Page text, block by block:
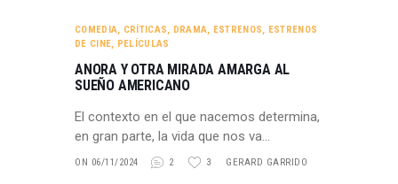
COMEDIA, CRÍTICAS, DRAMA, ESTRENOS, ESTRENOS
DE CINE, PELÍCULAS
ANORA Y OTRA MIRADA AMARGA AL
SUEÑO AMERICANO
El contexto en el que nacemos determina,
en gran parte, la vida que nos va…
ON 06/11/2024 2 3 GERARD GARRIDO